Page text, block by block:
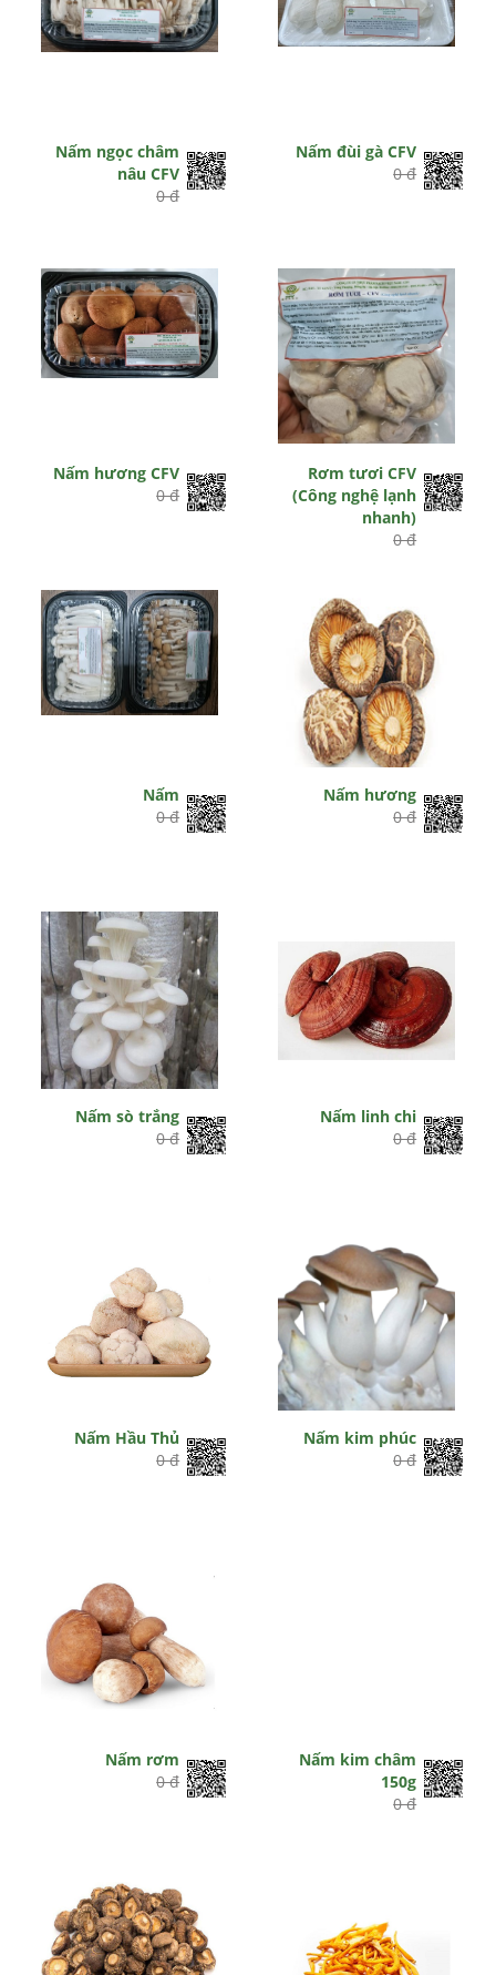
Nấm ngọc châm
nâu CFV
0 đ
Nấm đùi gà CFV
0 đ
Nấm hương CFV
0 đ
Rơm tươi CFV
(Công nghệ lạnh
nhanh)
0 đ
Nấm
0 đ
Nấm hương
0 đ
Nấm sò trắng
0 đ
Nấm linh chi
0 đ
Nấm Hầu Thủ
0 đ
Nấm kim phúc
0 đ
Nấm rơm
0 đ
Nấm kim châm
150g
0 đ